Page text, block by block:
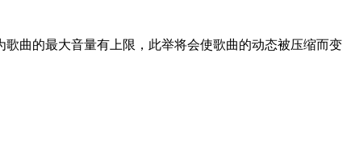
曲的最大音量有上限，此举将会使歌曲的动态被压缩而变